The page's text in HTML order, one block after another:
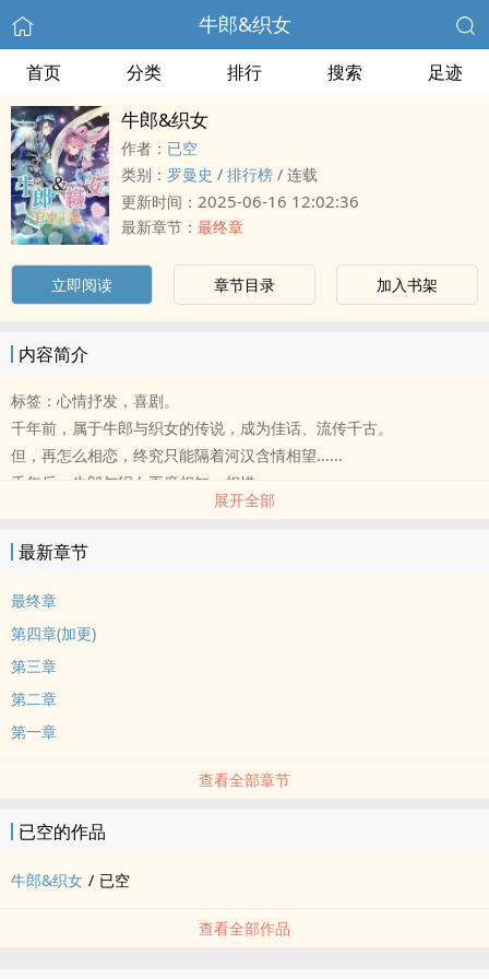
牛郎&织女
首页 分类 排行 搜索 足迹
牛郎&织女
作者： 已空
类别： 罗曼史 / 排行榜 / 连载
更新时间： 2025-06-16 12:02:36
最新章节： 最终章
立即阅读 章节目录 加入书架
内容简介
标签：心情抒发，喜剧。
千年前，属于牛郎与织女的传说，成为佳话、流传千古。
但，再怎么相恋，终究只能隔着河汉含情相望......
千年后，牛郎与织女再度相知、相惜。
这一次，他们的结局将会如何？
§ 我是食用注意事项你好 §
§文案很渣抱歉
§ 作者脑洞中因缘际会下打捞起来的产物
§ 因为不知道要填什么类所以胡乱填了罗曼史(X)
§不定期更新无误
§纯纯der爱注意
展开全部
最新章节
最终章
第四章(加更)
第三章
第二章
第一章
查看全部章节
已空的作品
牛郎&织女 / 已空
查看全部作品